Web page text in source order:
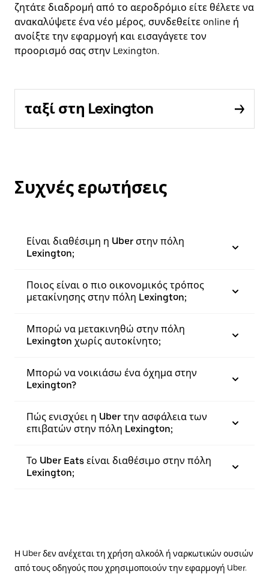
ζητάτε διαδρομή από το αεροδρόμιο είτε θέλετε να
ανακαλύψετε ένα νέο μέρος, συνδεθείτε online ή
ανοίξτε την εφαρμογή και εισαγάγετε τον
προορισμό σας στην Lexington.
ταξί στη Lexington
Συχνές ερωτήσεις
Είναι διαθέσιμη η Uber στην πόλη
Lexington;
Ποιος είναι ο πιο οικονομικός τρόπος
μετακίνησης στην πόλη Lexington;
Μπορώ να μετακινηθώ στην πόλη
Lexington χωρίς αυτοκίνητο;
Μπορώ να νοικιάσω ένα όχημα στην
Lexington?
Πώς ενισχύει η Uber την ασφάλεια των
επιβατών στην πόλη Lexington;
Το Uber Eats είναι διαθέσιμο στην πόλη
Lexington;
Η Uber δεν ανέχεται τη χρήση αλκοόλ ή ναρκωτικών ουσιών
από τους οδηγούς που χρησιμοποιούν την εφαρμογή Uber.